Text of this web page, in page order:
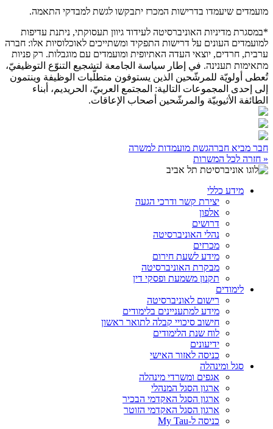
מועמדים שיעמדו בדרישות המכרז יתבקשו לגשת למבדקי התאמה.
*במסגרת מדיניות האוניברסיטה לעידוד גיוון תעסוקתי, ניתנת עדיפות
למועמדים העונים על דרישות התפקיד ומשתייכים לאוכלוסיות אלו: חברה
ערבית, חרדים, יוצאי העדה האתיופית ומועמדים עם מוגבלות. רק פניות
מתאימות תענינה. في إطار سياسة الجامعة لتشجيع التنوّع التوظيفيّ،
تُعطى أولويّة للمرشّحين الذين يستوفون متطلّبات الوظيفة وينتمون
إلى إحدى المجموعات التالية: المجتمع العربيّ، الحريديم، أبناء
الطائفة الأثيوبيّة والمرشّحين أصحاب الإعاقات.
חבר מביא חברהגשת מועמדות למשרה
« חזרה לכל המשרות
מידע כללי
יצירת קשר ודרכי הגעה
אלפון
דרושים
נהלי האוניברסיטה
מכרזים
מידע לשעת חירום
מבקרת האוניברסיטה
תקנון משמעת ופסקי דין
לימודים
רישום לאוניברסיטה
מידע למתעניינים בלימודים
חישוב סיכויי קבלה לתואר ראשון
לוח שנת הלימודים
ידיעונים
כניסה לאזור האישי
סגל ומינהלה
אגפים ומשרדי מינהלה
ארגון הסגל המנהלי
ארגון הסגל האקדמי הבכיר
ארגון הסגל האקדמי הזוטר
כניסה ל-My Tau